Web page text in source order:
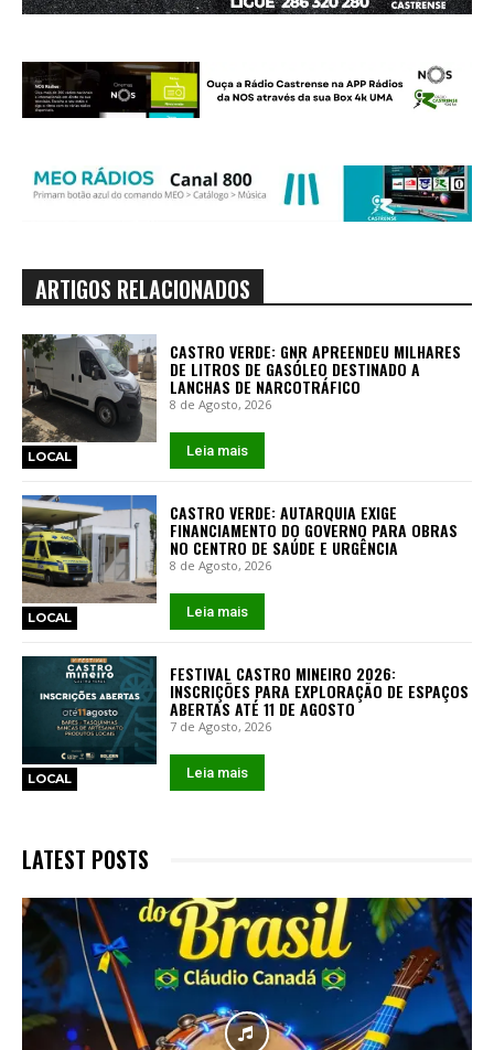
ARTIGOS RELACIONADOS
LOCAL
CASTRO VERDE: GNR APREENDEU MILHARES
DE LITROS DE GASÓLEO DESTINADO A
LANCHAS DE NARCOTRÁFICO
8 de Agosto, 2026
Leia mais
LOCAL
CASTRO VERDE: AUTARQUIA EXIGE
FINANCIAMENTO DO GOVERNO PARA OBRAS
NO CENTRO DE SAÚDE E URGÊNCIA
8 de Agosto, 2026
Leia mais
LOCAL
FESTIVAL CASTRO MINEIRO 2026:
INSCRIÇÕES PARA EXPLORAÇÃO DE ESPAÇOS
ABERTAS ATÉ 11 DE AGOSTO
7 de Agosto, 2026
Leia mais
LATEST POSTS